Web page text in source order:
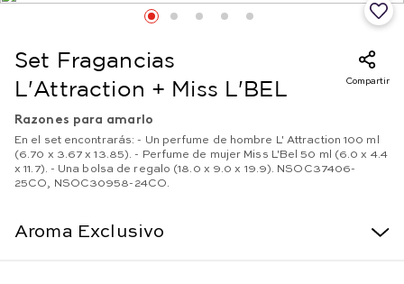
Set Fragancias
L'Attraction + Miss L'BEL
Compartir
Razones para amarlo
En el set encontrarás: - Un perfume de hombre L' Attraction 100 ml
(6.70 x 3.67 x 13.85). - Perfume de mujer Miss L'Bel 50 ml (6.0 x 4.4
x 11.7). - Una bolsa de regalo (18.0 x 9.0 x 19.9). NSOC37406-
25CO, NSOC30958-24CO.
Aroma Exclusivo